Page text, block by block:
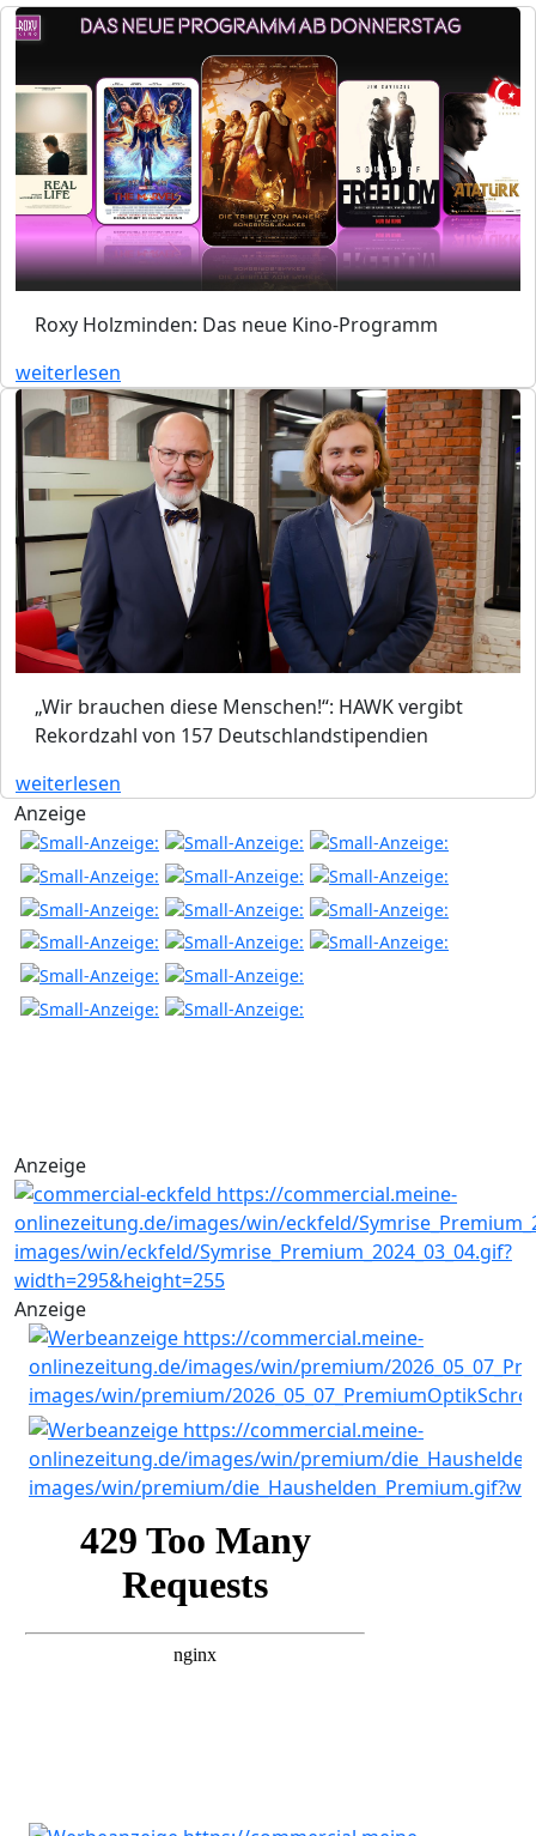
Roxy Holzminden: Das neue Kino-Programm
weiterlesen
„Wir brauchen diese Menschen!“: HAWK vergibt
Rekordzahl von 157 Deutschlandstipendien
weiterlesen
Anzeige
Anzeige
Anzeige